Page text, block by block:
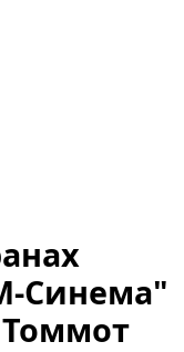
Синема"
Томмот